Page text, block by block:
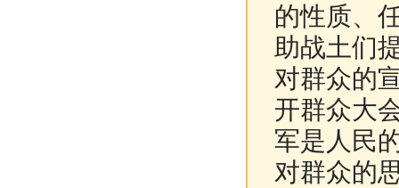
的性质、
助战土们
对群众的
开群众大
军是人民
对群众的